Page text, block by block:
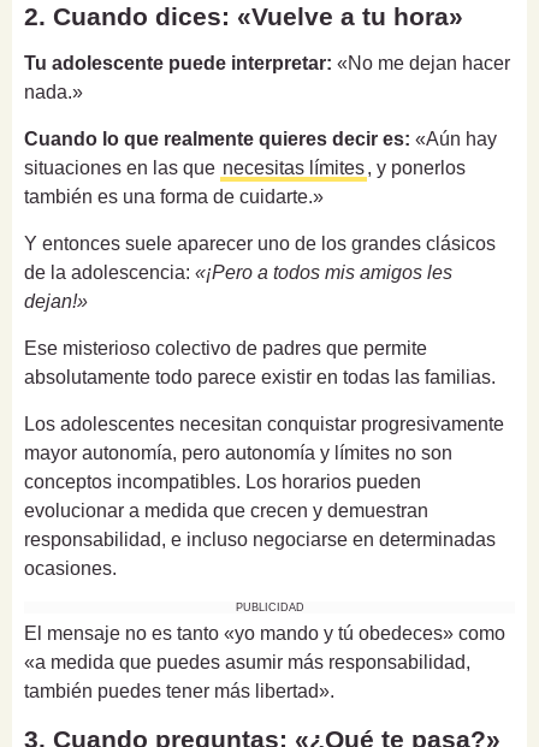
2. Cuando dices: «Vuelve a tu hora»
Tu adolescente puede interpretar: «No me dejan hacer
nada.»
Cuando lo que realmente quieres decir es: «Aún hay
situaciones en las que necesitas límites, y ponerlos
también es una forma de cuidarte.»
Y entonces suele aparecer uno de los grandes clásicos
de la adolescencia: «¡Pero a todos mis amigos les
dejan!»
Ese misterioso colectivo de padres que permite
absolutamente todo parece existir en todas las familias.
Los adolescentes necesitan conquistar progresivamente
mayor autonomía, pero autonomía y límites no son
conceptos incompatibles. Los horarios pueden
evolucionar a medida que crecen y demuestran
responsabilidad, e incluso negociarse en determinadas
ocasiones.
PUBLICIDAD
El mensaje no es tanto «yo mando y tú obedeces» como
«a medida que puedes asumir más responsabilidad,
también puedes tener más libertad».
3. Cuando preguntas: «¿Qué te pasa?»